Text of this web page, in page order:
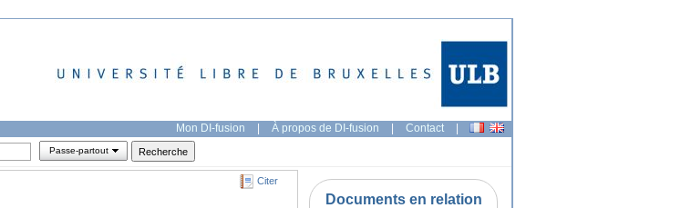
Mon DI-fusion | À propos de DI-fusion | Contact |
Passe-partout
Citer
Documents en relation